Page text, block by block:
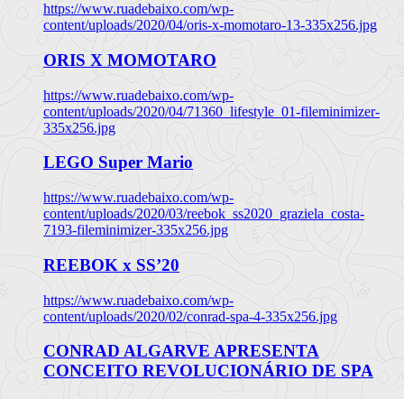
https://www.ruadebaixo.com/wp-
content/uploads/2020/04/oris-x-momotaro-13-335x256.jpg
ORIS X MOMOTARO
https://www.ruadebaixo.com/wp-
content/uploads/2020/04/71360_lifestyle_01-fileminimizer-
335x256.jpg
LEGO Super Mario
https://www.ruadebaixo.com/wp-
content/uploads/2020/03/reebok_ss2020_graziela_costa-
7193-fileminimizer-335x256.jpg
REEBOK x SS’20
https://www.ruadebaixo.com/wp-
content/uploads/2020/02/conrad-spa-4-335x256.jpg
CONRAD ALGARVE APRESENTA
CONCEITO REVOLUCIONÁRIO DE SPA